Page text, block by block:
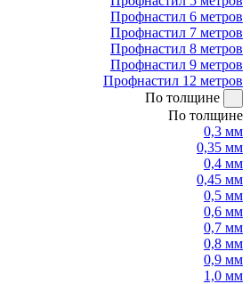
Профнастил 6 метров
Профнастил 7 метров
Профнастил 8 метров
Профнастил 9 метров
Профнастил 12 метров
По толщине
По толщине
0,3 мм
0,35 мм
0,4 мм
0,45 мм
0,5 мм
0,6 мм
0,7 мм
0,8 мм
0,9 мм
1,0 мм